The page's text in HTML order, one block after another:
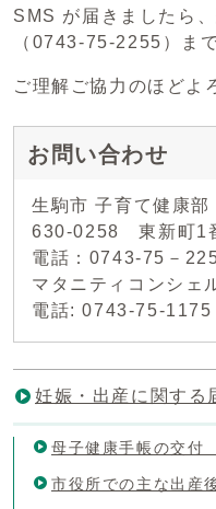
SMS が届きましたら
（0743-75-2255）ま
ご理解ご協力のほどよ
お問い合わせ
生駒市 子育て健康
630‐0258 東新町1
電話：0743‐75－
マタニティコンシェ
電話: 0743-75-1175
妊娠・出産に関する
母子健康手帳の交付
市役所での主な出産